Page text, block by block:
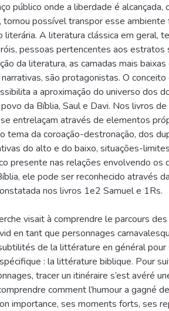
público onde a liberdade é alcançada,
tornou possível transpor esse ambiente
literária. A literatura clássica em geral,
pessoas pertencentes aos estratos
da literatura, as camadas mais
são protagonistas. O conceito
a aproximação do universo dos
da Bíblia, Saul e Davi. Nos livros
entrelaçam através de elementos
tema da coroação-destronação, dos
do alto e do baixo, situações-
presente nas relações envolvendo os
ele pode ser reconhecido através
nos livros 1e2 Samuel e 1Rs.
visait à comprendre le parcours
en tant que personnages
de la littérature en général pour
: la littérature biblique. Pour
tracer un itinéraire s’est avéré
comment l’humour a gagné
importance, ses moments forts, ses